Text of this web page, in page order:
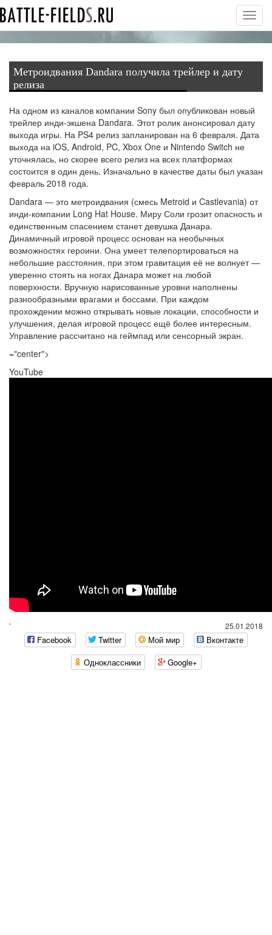
Метроидвания Dandara получила трейлер и дату
релиза
На одном из каналов компании Sony был опубликован новый
трейлер инди-экшена Dandara. Этот ролик анонсировал дату
выхода игры. На PS4 релиз запланирован на 6 февраля. Дата
выхода на iOS, Android, PC, Xbox One и Nintendo Switch не
уточнялась, но скорее всего релиз на всех платформах
состоится в один день. Изначально в качестве даты был указан
февраль 2018 года.
Dandara — это метроидвания (смесь Metroid и Castlevania) от
инди-компании Long Hat House. Миру Соли грозит опасность и
единственным спасением станет девушка Данара.
Динамичный игровой процесс основан на необычных
возможностях героини. Она умеет телепортироваться на
небольшие расстояния, при этом гравитация её не волнует —
уверенно стоять на ногах Данара может на любой
поверхности. Вручную нарисованные уровни наполнены
разнообразными врагами и боссами. При каждом
прохождении можно открывать новые локации, способности и
улучшения, делая игровой процесс ещё более интересным.
Управление рассчитано на геймпад или сенсорный экран.
="center">
YouTube
25.01.2018
`
Facebook Twitter Мой мир
Вконтакте
Одноклассники
Google+